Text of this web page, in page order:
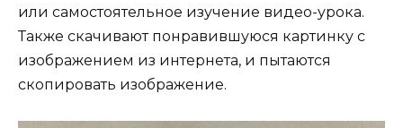
или самостоятельное изучение видео-урока.
Также скачивают понравившуюся картинку с
изображением из интернета, и пытаются
скопировать изображение.